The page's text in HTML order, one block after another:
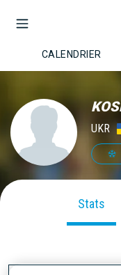
CALENDRIER
UKR
Stats